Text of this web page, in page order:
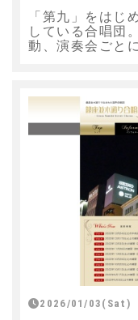
「第九」をはじ
している合唱団
動、演奏会ごと
2026/01/03(Sat)